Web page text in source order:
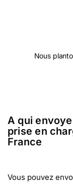
Nous
A qui
prise en
France
Vous pouvez